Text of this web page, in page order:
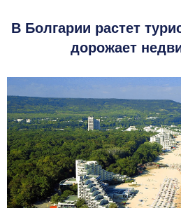
В Болгарии растет
дорожает